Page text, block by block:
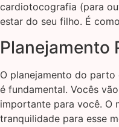
cardiotocografia (para
estar do seu filho. É
Planejamento
O planejamento do
é fundamental. Vocês
importante para você. O
tranquilidade para esse